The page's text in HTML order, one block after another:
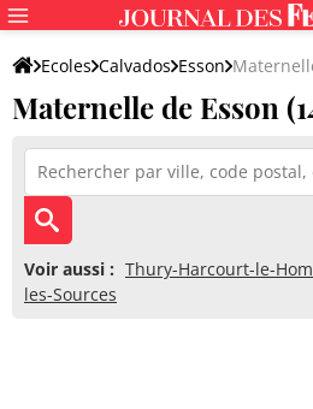
Ecoles Calvados Esson
Maternelle de Esson
Voir aussi : Thury-Harcourt-le-Hom
les-Sources